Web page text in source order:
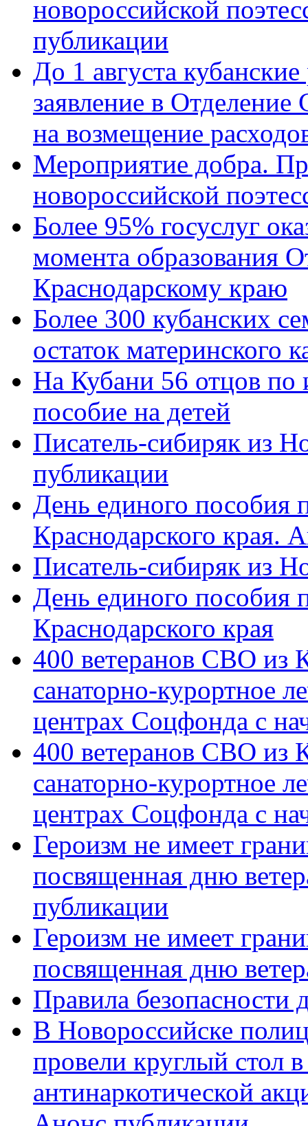
новороссийской
публикации
До 1 августа
заявление в
на возмещение
Мероприятие добра.
новороссийской
Более 95% госуслуг
момента образования
Краснодарскому краю
Более 300 кубанских
остаток материнского
На Кубани 56 отцов по
пособие на детей
Писатель-сибиряк из
публикации
День единого пособия
Краснодарского края.
Писатель-сибиряк из
День единого пособия
Краснодарского края
400 ветеранов СВО из
санаторно-курортное
центрах Соцфонда с
400 ветеранов СВО из
санаторно-курортное
центрах Соцфонда с
Героизм не имеет
посвященная дню
публикации
Героизм не имеет
посвященная дню
Правила безопасности
В Новороссийске
провели круглый стол
антинаркотической